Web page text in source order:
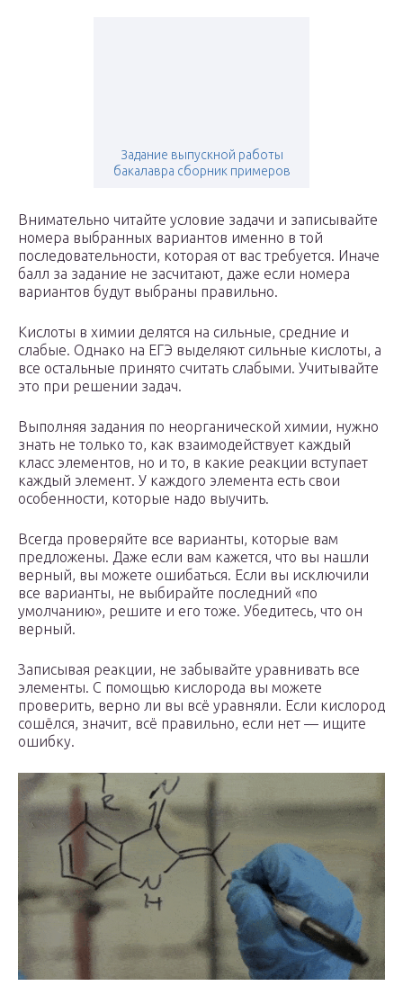
Задание выпускной работы
бакалавра сборник примеров
Внимательно читайте условие задачи и записывайте
номера выбранных вариантов именно в той
последовательности, которая от вас требуется. Иначе
балл за задание не засчитают, даже если номера
вариантов будут выбраны правильно.
Кислоты в химии делятся на сильные, средние и
слабые. Однако на ЕГЭ выделяют сильные кислоты, а
все остальные принято считать слабыми. Учитывайте
это при решении задач.
Выполняя задания по неорганической химии, нужно
знать не только то, как взаимодействует каждый
класс элементов, но и то, в какие реакции вступает
каждый элемент. У каждого элемента есть свои
особенности, которые надо выучить.
Всегда проверяйте все варианты, которые вам
предложены. Даже если вам кажется, что вы нашли
верный, вы можете ошибаться. Если вы исключили
все варианты, не выбирайте последний «по
умолчанию», решите и его тоже. Убедитесь, что он
верный.
Записывая реакции, не забывайте уравнивать все
элементы. С помощью кислорода вы можете
проверить, верно ли вы всё уравняли. Если кислород
сошёлся, значит, всё правильно, если нет — ищите
ошибку.